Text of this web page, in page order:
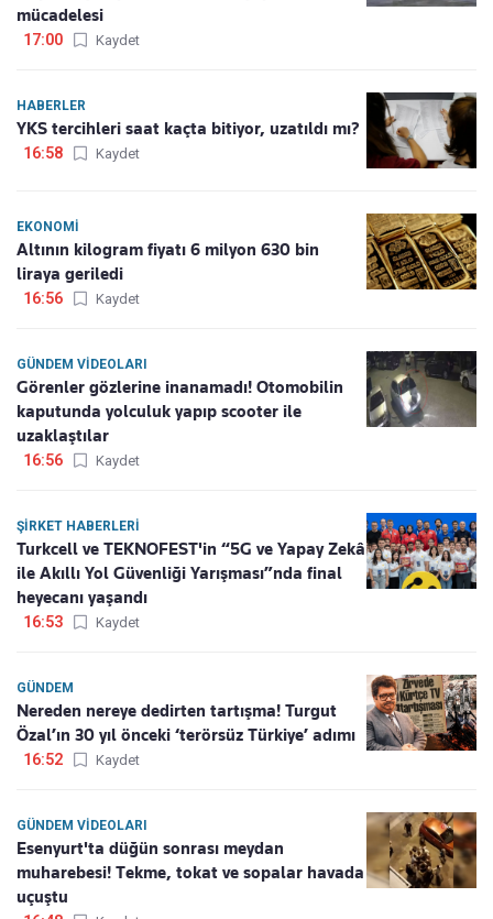
mücadelesi
17:00 Kaydet
HABERLER
YKS tercihleri saat kaçta bitiyor, uzatıldı mı?
16:58 Kaydet
EKONOMI
Altının kilogram fiyatı 6 milyon 630 bin
liraya geriledi
16:56 Kaydet
GÜNDEM VIDEOLARI
Görenler gözlerine inanamadı! Otomobilin
kaputunda yolculuk yapıp scooter ile
uzaklaştılar
16:56 Kaydet
ŞIRKET HABERLERI
Turkcell ve TEKNOFEST'in “5G ve Yapay Zekâ
ile Akıllı Yol Güvenliği Yarışması”nda final
heyecanı yaşandı
16:53 Kaydet
GÜNDEM
Nereden nereye dedirten tartışma! Turgut
Özal’ın 30 yıl önceki ‘terörsüz Türkiye’ adımı
16:52 Kaydet
GÜNDEM VIDEOLARI
Esenyurt'ta düğün sonrası meydan
muharebesi! Tekme, tokat ve sopalar havada
uçuştu